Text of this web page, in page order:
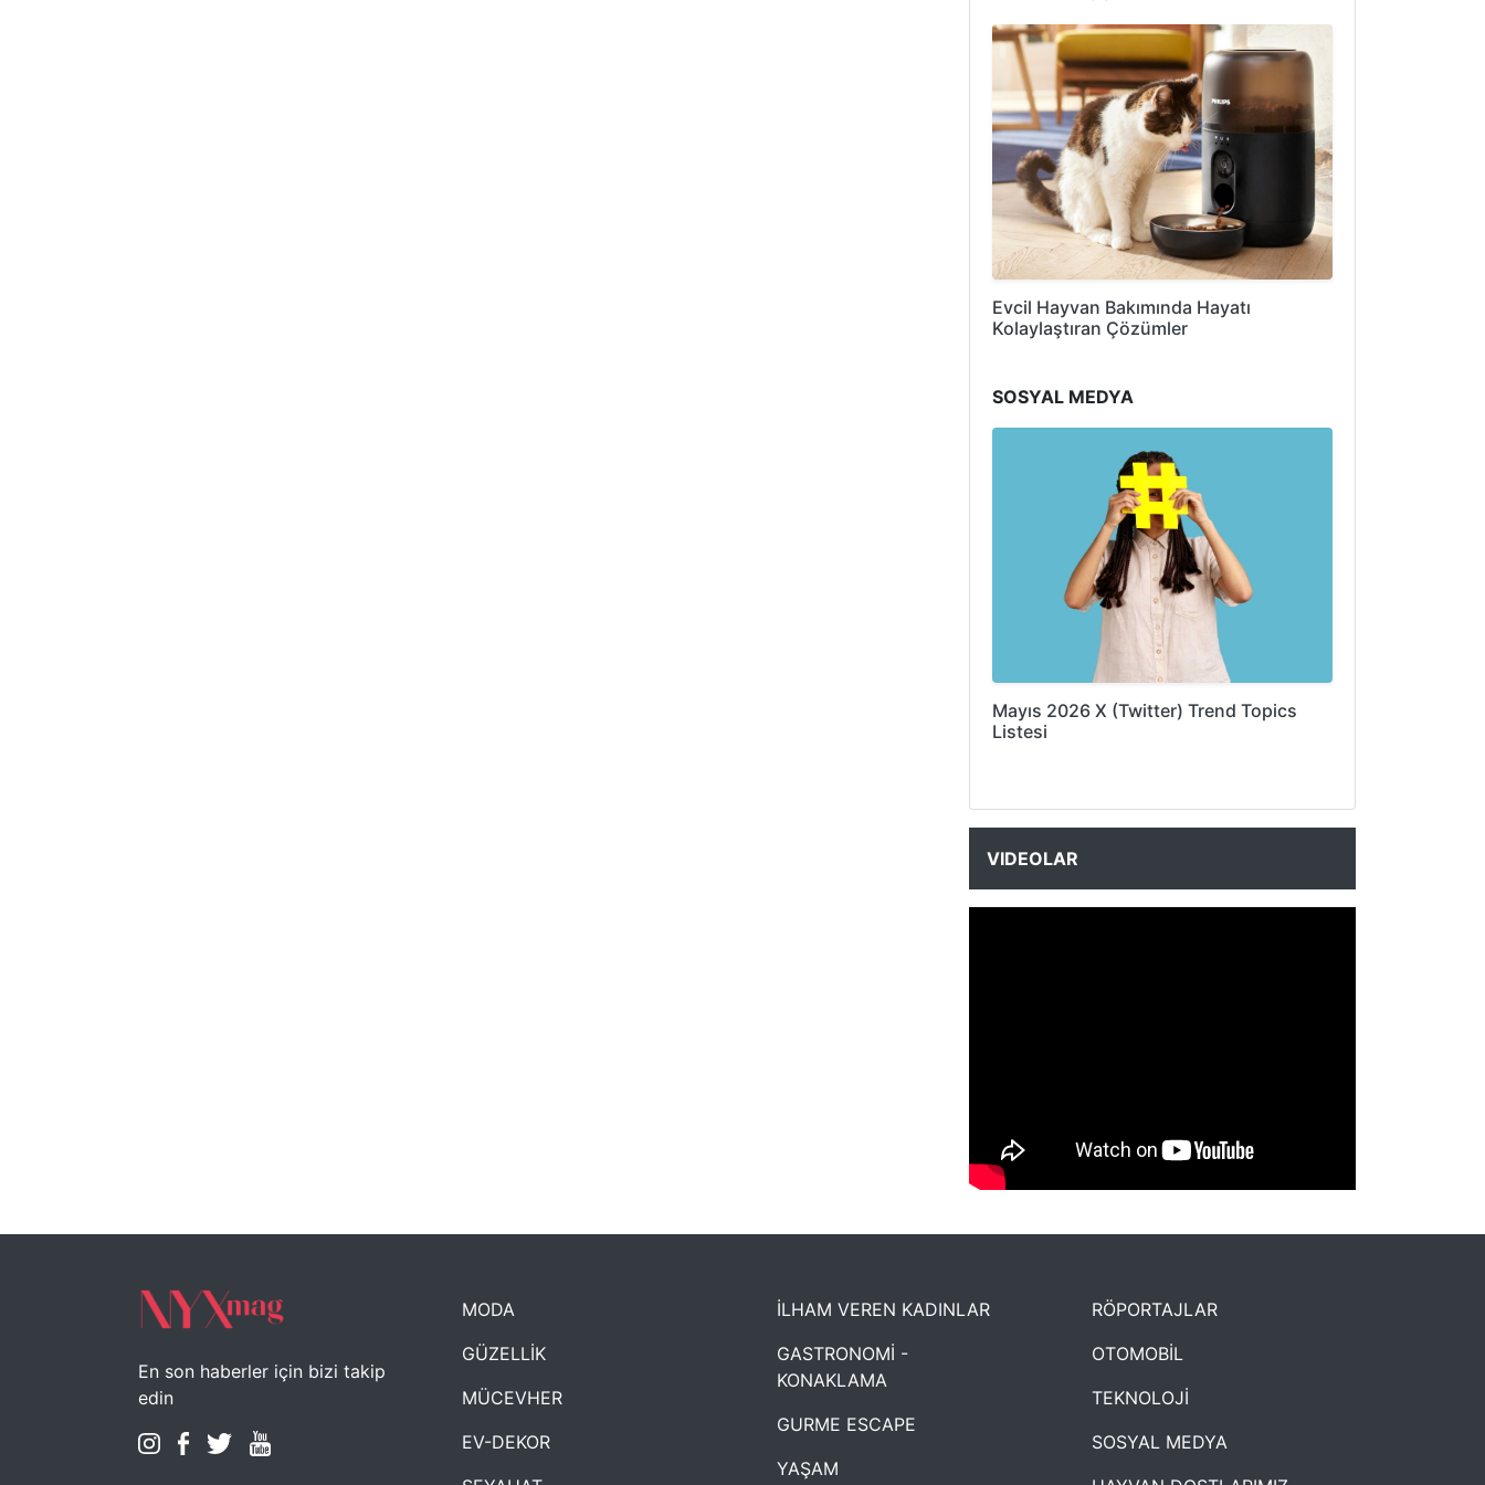
Evcil Hayvan Bakımında Hayatı
Kolaylaştıran Çözümler
SOSYAL MEDYA
Mayıs 2026 X (Twitter) Trend Topics
Listesi
VIDEOLAR
NYXmag 2. Yaş Kutlama Etkinliği
En son haberler için bizi takip
edin
MODA
GÜZELLİK
MÜCEVHER
EV-DEKOR
İLHAM VEREN KADINLAR
GASTRONOMİ -
KONAKLAMA
GURME ESCAPE
YAŞAM
RÖPORTAJLAR
OTOMOBİL
TEKNOLOJİ
SOSYAL MEDYA